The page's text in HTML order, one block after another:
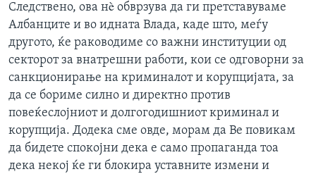
Следствено, ова нè обврзува да ги претставуваме
Албанците и во идната Влада, каде што, меѓу
другото, ќе раководиме со важни институции од
секторот за внатрешни работи, кои се одговорни за
санкционирање на криминалот и корупцијата, за
да се бориме силно и директно против
повеќеслојниот и долгогодишниот криминал и
корупција. Додека сме овде, морам да Ве повикам
да бидете спокојни дека е само пропаганда тоа
дека некој ќе ги блокира уставните измени и